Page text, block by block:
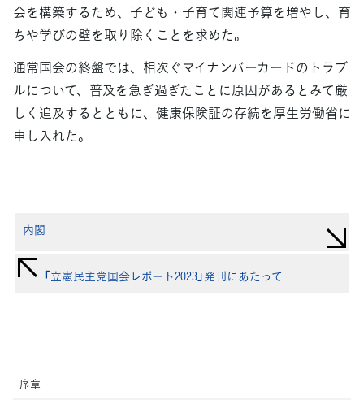
序章
会を構築するため、子ども・子育て関連予算を増やし、育
ちや学びの壁を取り除くことを求めた。
通常国会の終盤では、相次ぐマイナンバーカードのトラブ
ルについて、普及を急ぎ過ぎたことに原因があるとみて厳
しく追及するとともに、健康保険証の存続を厚生労働省に
申し入れた。
「立憲民主党国会レポート2023」発刊にあたって
内閣